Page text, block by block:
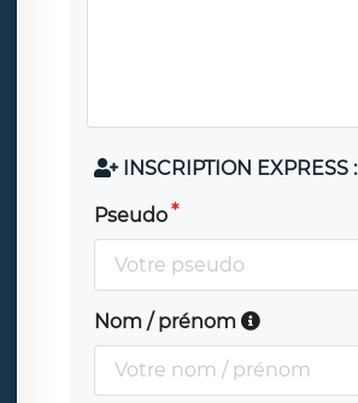
INSCRIPTION EXPRESS :
Pseudo
Nom / prénom